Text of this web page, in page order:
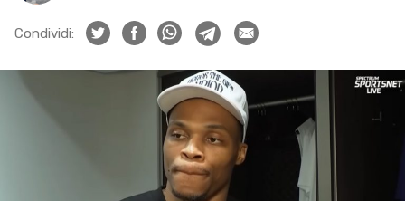
Condividi: